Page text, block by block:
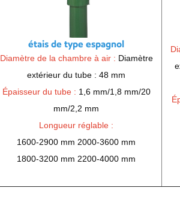
étais de type espagnol
Diamètre de la chambre à air : Diamètre
extérieur du tube : 48 mm
Épaisseur du tube : 1,6 mm/1,8 mm/20
mm/2,2 mm
Longueur réglable :
1600-2900 mm 2000-3600 mm
1800-3200 mm 2200-4000 mm